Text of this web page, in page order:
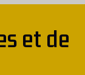
et de